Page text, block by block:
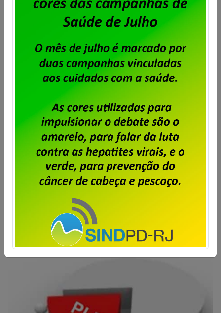
Unisys Brasil – ACT é assinado e
está disponível
Imprensa
A diretoria do Sindpd-RJ informa aos trabalhadores e
trabalhadoras da Unisys Brasil que o Acordo Coletivo
de Trabalho relativo à Campanha Salarial 2026/2028
está disponível no site do sindicato, para
conhecimento de todos e todas. O link para acesso
ao documento é https://sindpdrj.org.br/wp-
content/uploads/2026/08/18-
ACT_Unisys_2026_2028.pdf
Saiba mais